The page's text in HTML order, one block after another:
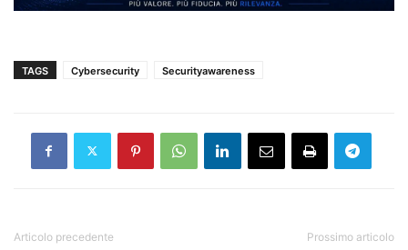
TAGS Cybersecurity Securityawareness
Articolo precedente Prossimo articolo